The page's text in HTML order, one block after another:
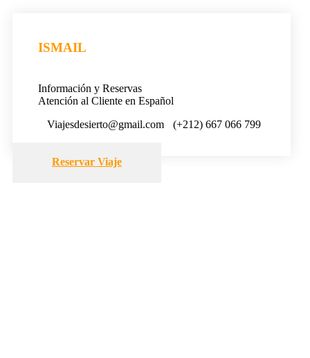
ISMAIL
Información y Reservas
Atención al Cliente en Español
Viajesdesierto@gmail.com
(+212) 667 066 799
Reservar Viaje